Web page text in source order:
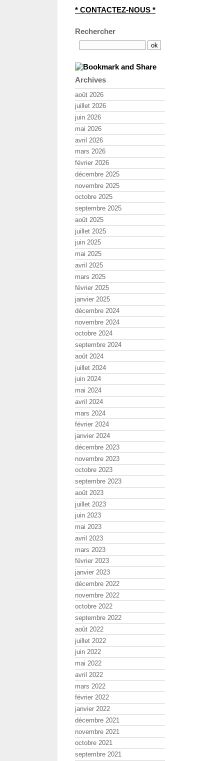
* CONTACTEZ-NOUS *
Rechercher
Archives
août 2026
juillet 2026
juin 2026
mai 2026
avril 2026
mars 2026
février 2026
décembre 2025
novembre 2025
octobre 2025
septembre 2025
août 2025
juillet 2025
juin 2025
mai 2025
avril 2025
mars 2025
février 2025
janvier 2025
décembre 2024
novembre 2024
octobre 2024
septembre 2024
août 2024
juillet 2024
juin 2024
mai 2024
avril 2024
mars 2024
février 2024
janvier 2024
décembre 2023
novembre 2023
octobre 2023
septembre 2023
août 2023
juillet 2023
juin 2023
mai 2023
avril 2023
mars 2023
février 2023
janvier 2023
décembre 2022
novembre 2022
octobre 2022
septembre 2022
août 2022
juillet 2022
juin 2022
mai 2022
avril 2022
mars 2022
février 2022
janvier 2022
décembre 2021
novembre 2021
octobre 2021
septembre 2021